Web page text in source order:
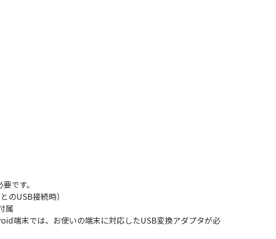
です。
USB接続時）
属
端末では、お使いの端末に対応したUSB変換アダプタが必